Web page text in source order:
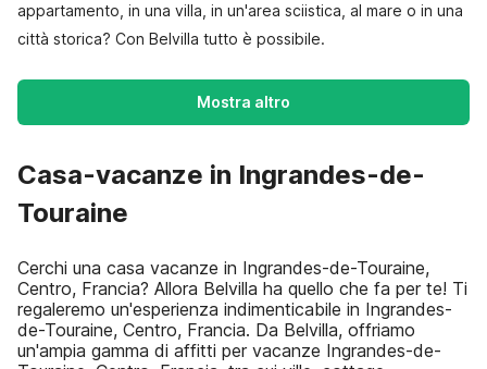
appartamento, in una villa, in un'area sciistica, al mare o in una
città storica? Con Belvilla tutto è possibile.
Mostra altro
Casa-vacanze in Ingrandes-de-
Touraine
Cerchi una casa vacanze in Ingrandes-de-Touraine,
Centro, Francia? Allora Belvilla ha quello che fa per te! Ti
regaleremo un'esperienza indimenticabile in Ingrandes-
de-Touraine, Centro, Francia. Da Belvilla, offriamo
un'ampia gamma di affitti per vacanze Ingrandes-de-